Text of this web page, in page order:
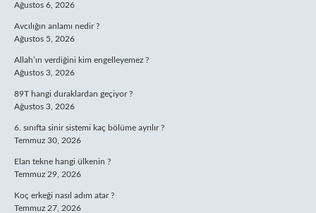
Ağustos 6, 2026
Avcılığın anlamı nedir ?
Ağustos 5, 2026
Allah’ın verdiğini kim engelleyemez ?
Ağustos 3, 2026
89T hangi duraklardan geçiyor ?
Ağustos 3, 2026
6. sınıfta sinir sistemi kaç bölüme ayrılır ?
Temmuz 30, 2026
Elan tekne hangi ülkenin ?
Temmuz 29, 2026
Koç erkeği nasıl adım atar ?
Temmuz 27, 2026